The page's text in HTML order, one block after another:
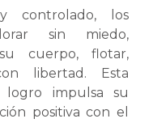
controlado, los
sin miedo,
cuerpo, flotar,
libertad. Esta
logro impulsa su
positiva con el